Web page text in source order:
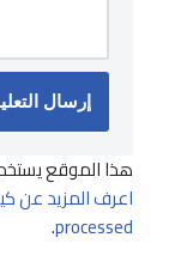
هذا الموقع
اعرف المزيد عن
processed
.